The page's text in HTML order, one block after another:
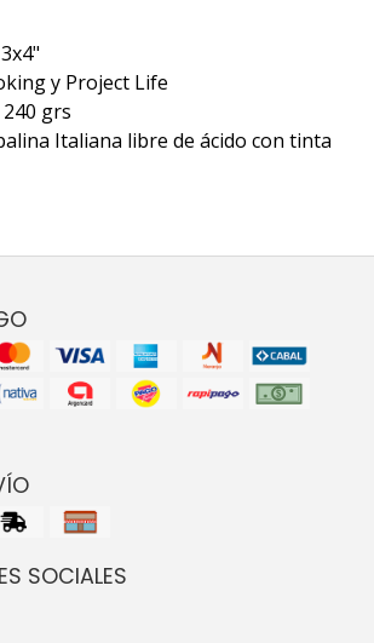
y Project Life
grs
Italiana libre de ácido con tinta
SOCIALES